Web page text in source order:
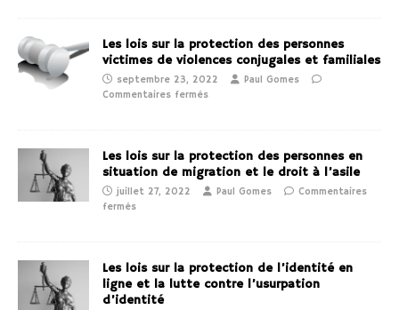
Les lois sur la protection des personnes
victimes de violences conjugales et familiales
septembre 23, 2022
Paul Gomes
Commentaires fermés
Les lois sur la protection des personnes en
situation de migration et le droit à l’asile
juillet 27, 2022 Paul Gomes
Commentaires
fermés
Les lois sur la protection de l’identité en
ligne et la lutte contre l’usurpation
d’identité